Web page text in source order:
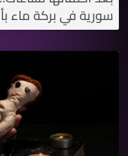
سورية في بركة ماء